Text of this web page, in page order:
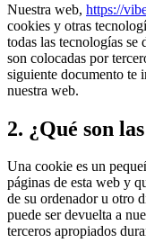
Nuestra web, https://
cookies y otras
todas las tecnologías
son colocadas por
siguiente documento te
nuestra web.
2. ¿Qué son
Una cookie es un
páginas de esta web y
de su ordenador u otro
puede ser devuelta a
terceros apropiados